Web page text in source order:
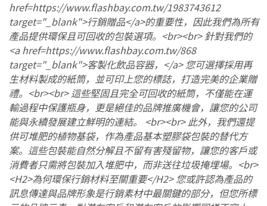
href=https://www.flashbay.com.tw/1983743612
target="_blank">行銷贈品</a>的重要性，因此我們為所有
產品提供環保且可回收的包裝選項。<br><br> 針對我們的
<a href=https://www.flashbay.com.tw/868
target="_blank">客製化飲品容器，</a> 您可選擇採用再
生材料製成的紙筒，並可印上您的標誌，打造完美的企業贈
禮。<br><br> 這些堅固且完全可回收的紙筒，不僅能在運
輸過程中保護瓶身，更是絕佳的品牌推廣機會，讓您的公司
能與永續發展建立鮮明的連結。 <br><br> 此外，我們還提
供可堆肥的植物基袋，作為產品基本塑膠袋包裝的替代方
案。這些包裝能自然分解且不留有害殘留物，讓您的客戶或
消費者只需將包裝加入堆肥中，而非送往垃圾掩埋場。<br>
<H2>為何環保行銷材料至關重要</H2> 您或許認為產品的
訊息傳達與品牌形象是行銷素材中最關鍵的部分，但您所標